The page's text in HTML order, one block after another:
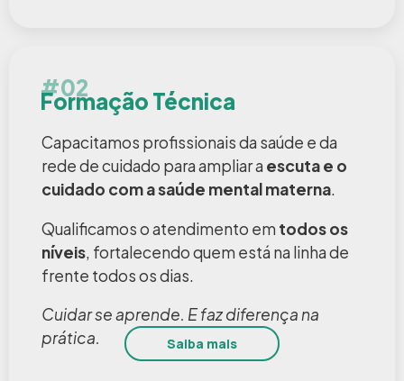
#02
Formação Técnica
Capacitamos profissionais da saúde e da
rede de cuidado para ampliar a escuta e o
cuidado com a saúde mental materna.
Qualificamos o atendimento em todos os
níveis, fortalecendo quem está na linha de
frente todos os dias.
Cuidar se aprende. E faz diferença na
prática.
Saiba mais